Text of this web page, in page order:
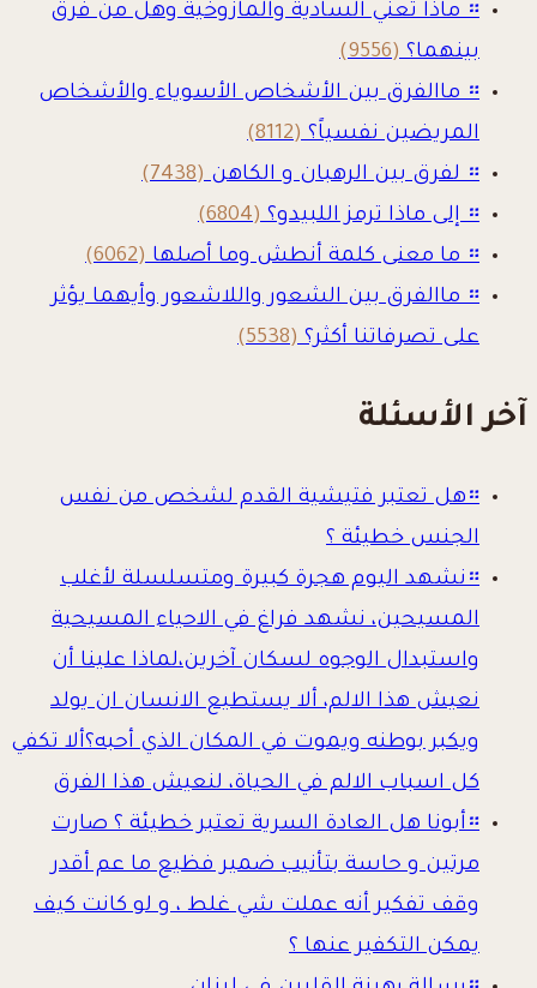
። ماذا تعني السادية والمازوخية وهل من فرق
بينهما؟(9556)
። ماالفرق بين الأشخاص الأسوياء والأشخاص
المريضين نفسياً؟(8112)
። لفرق بين الرهبان و الكاهن(7438)
። إلى ماذا ترمز اللبيدو؟(6804)
። ما معنى كلمة أنطش وما أصلها(6062)
። ماالفرق بين الشعور واللاشعور وأيهما يؤثر
على تصرفاتنا أكثر؟(5538)
آخر الأسئلة
።هل تعتبر فتيشية القدم لشخص من نفس
الجنس خطيئة ؟
።نشهد اليوم هجرة كبيرة ومتسلسلة لأغلب
المسيحين، نشهد فراغ في الاحياء المسيحية
واستبدال الوجوه لسكان آخرين،لماذا علينا أن
نعيش هذا الالم، ألا يستطيع الانسان ان يولد
ويكبر بوطنه ويموت في المكان الذي أحبه؟ألا تكفي
كل اسباب الالم في الحياة، لنعيش هذا الفرق
።أبونا هل العادة السرية تعتبر خطيئة ؟ صارت
مرتين و حاسة بتأنيب ضمير فظيع ما عم أقدر
وقف تفكير أنه عملت شي غلط ، و لو كانت كيف
يمكن التكفير عنها ؟